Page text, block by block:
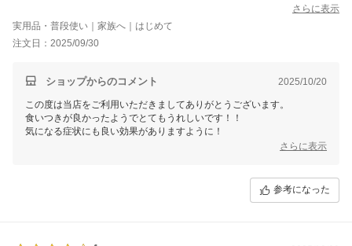
さらに表示
実用品・普段使い｜家族へ｜はじめて
注文日：2025/09/30
ショップからのコメント 2025/10/20
この度は当店をご利用いただきましてありがとうございます。
食いつきが良かったようでとてもうれしいです！！
気になる症状にも良い効果がありますように！
さらに表示
参考になった